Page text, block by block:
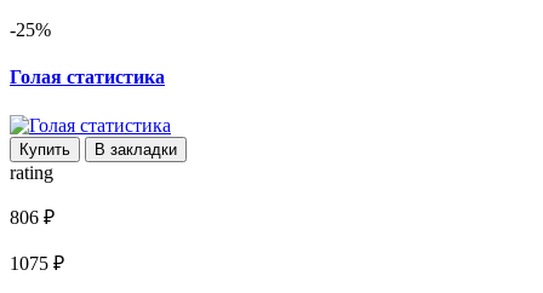
-25%
Голая статистика
Купить В закладки
rating
806 ₽
1075 ₽